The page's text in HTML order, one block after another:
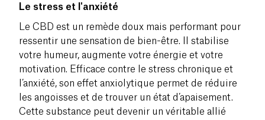
Le stress et l'anxiété
Le CBD est un remède doux mais performant pour
ressentir une sensation de bien-être. Il stabilise
votre humeur, augmente votre énergie et votre
motivation. Efficace contre le stress chronique et
l’anxiété, son effet anxiolytique permet de réduire
les angoisses et de trouver un état d’apaisement.
Cette substance peut devenir un véritable allié